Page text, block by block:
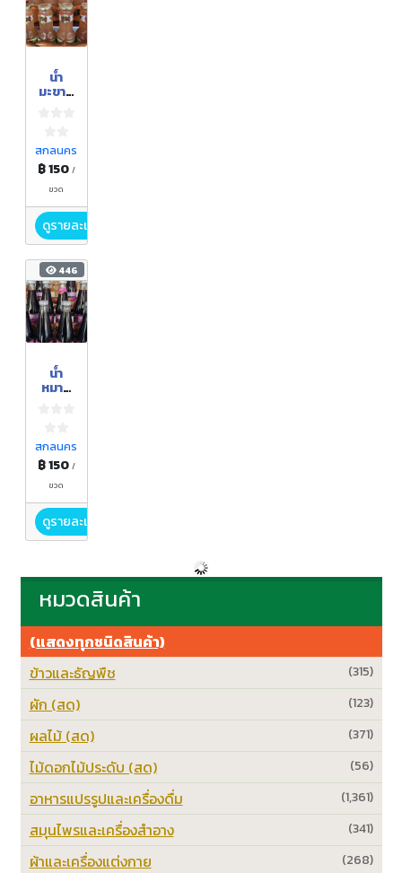
น้ำ
มะขาม
สกลนคร
฿ 150 /
ขวด
ดูรายละเอียด
446
น้ำ
หมาก
สกลนคร
฿ 150 /
ขวด
ดูรายละเอียด
หมวดสินค้า
(แสดงทุกชนิดสินค้า)
(315)
ข้าวและธัญพืช
(123)
ผัก (สด)
(371)
ผลไม้ (สด)
(56)
ไม้ดอกไม้ประดับ (สด)
(1,361)
อาหารแปรรูปและเครื่องดื่ม
(341)
สมุนไพรและเครื่องสำอาง
(268)
ผ้าและเครื่องแต่งกาย